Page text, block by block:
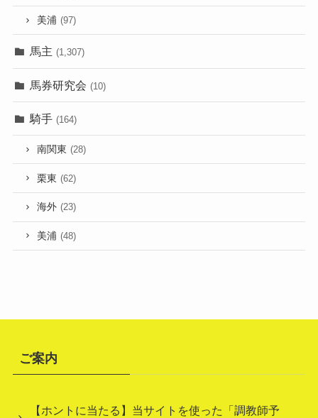
美浦 (97)
馬主 (1,307)
馬券研究会 (10)
騎手 (164)
南関東 (28)
栗東 (62)
海外 (23)
美浦 (48)
ご案内
【ホントに当たる】当サイトを使った「調教師予